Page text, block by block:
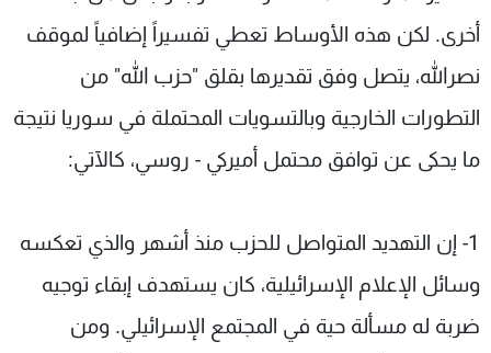
أخرى. لكن هذه الأوساط تعطي تفسيراً إضافياً لموقف
نصرالله، يتصل وفق تقديرها بقلق "حزب الله" من
التطورات الخارجية وبالتسويات المحتملة في سوريا نتيجة
ما يحكى عن توافق محتمل أميركي - روسي، كالآتي:
1- إن التهديد المتواصل للحزب منذ أشهر والذي تعكسه
وسائل الإعلام الإسرائيلية، كان يستهدف إبقاء توجيه
ضربة له مسألة حية في المجتمع الإسرائيلي. ومن